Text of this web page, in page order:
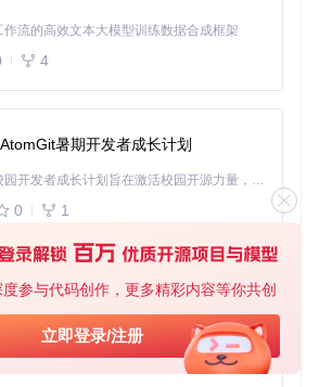
参与代码创作，更多精彩内容等你共创
立即登录/注册
流的高效文本大模型训练数据合成框架
4
暑期开发者成长计划
「源启盛夏」暑期校园开发者成长计划旨在激活校园开源力量，通过积分激励、认证扶持、资源倾斜等形式，引导高校组织和开发者完成「入驻 — 建项目 — 做贡献 — 获认证 — 得资源」的完整闭环。无论你是想带领社团入驻平台的组织者，还是希望用代码贡献证明自己的开发者，都能在这里找到属于你的成长路径。
0 1
基于Python的Xiaozhi AI，适用于想要完整Xiaozhi体验而无需拥有专用硬件的用户。
1